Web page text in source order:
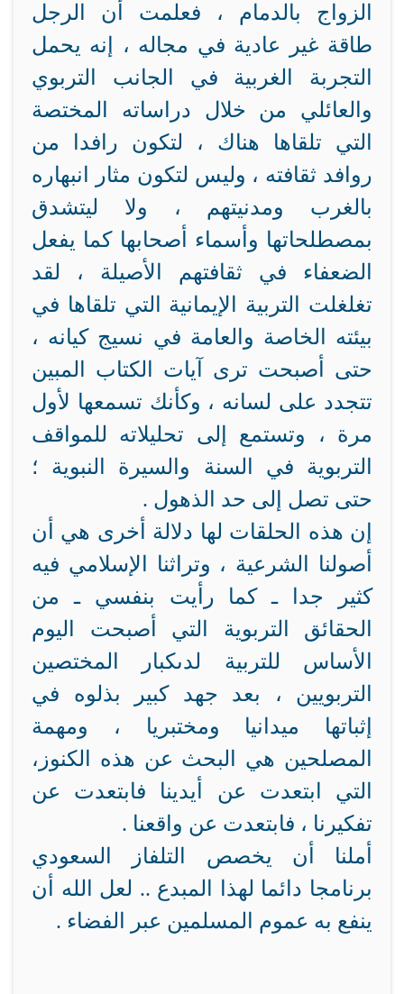
الزواج بالدمام ، فعلمت أن الرجل
طاقة غير عادية في مجاله ، إنه يحمل
التجربة الغربية في الجانب التربوي
والعائلي من خلال دراساته المختصة
التي تلقاها هناك ، لتكون رافدا من
روافد ثقافته ، وليس لتكون مثار انبهاره
بالغرب ومدنيتهم ، ولا ليتشدق
بمصطلحاتها وأسماء أصحابها كما يفعل
الضعفاء في ثقافتهم الأصيلة ، لقد
تغلغلت التربية الإيمانية التي تلقاها في
بيئته الخاصة والعامة في نسيج كيانه ،
حتى أصبحت ترى آيات الكتاب المبين
تتجدد على لسانه ، وكأنك تسمعها لأول
مرة ، وتستمع إلى تحليلاته للمواقف
التربوية في السنة والسيرة النبوية ؛
حتى تصل إلى حد الذهول .
إن هذه الحلقات لها دلالة أخرى هي أن
أصولنا الشرعية ، وتراثنا الإسلامي فيه
كثير جدا ـ كما رأيت بنفسي ـ من
الحقائق التربوية التي أصبحت اليوم
الأساس للتربية لدىكبار المختصين
التربويين ، بعد جهد كبير بذلوه في
إثباتها ميدانيا ومختبريا ، ومهمة
المصلحين هي البحث عن هذه الكنوز،
التي ابتعدت عن أيدينا فابتعدت عن
تفكيرنا ، فابتعدت عن واقعنا .
أملنا أن يخصص التلفاز السعودي
برنامجا دائما لهذا المبدع .. لعل الله أن
ينفع به عموم المسلمين عبر الفضاء .